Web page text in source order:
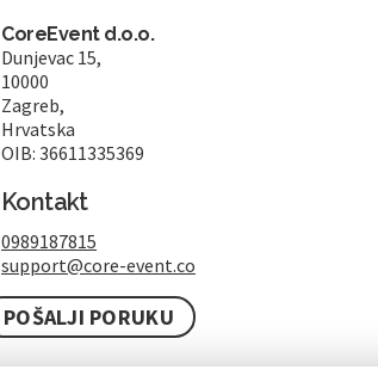
CoreEvent d.o.o.
Dunjevac 15,
10000
Zagreb,
Hrvatska
OIB: 36611335369
Kontakt
0989187815
support@core-event.co
POŠALJI PORUKU